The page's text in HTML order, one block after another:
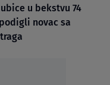
u bekstvu 74
novac sa